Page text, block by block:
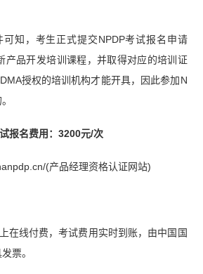
可知，考生正式提交NPDP考试报名申请
产品开发培训课程，并取得对应的培训证
授权的培训机构才能开具，因此参加N
报名费用：3200元/次
(产品经理资格认证网站)
在线付费，考试费用实时到账，由中国国
票。